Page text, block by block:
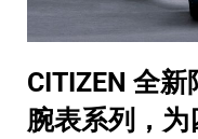
CITIZEN 全
腕表系列，